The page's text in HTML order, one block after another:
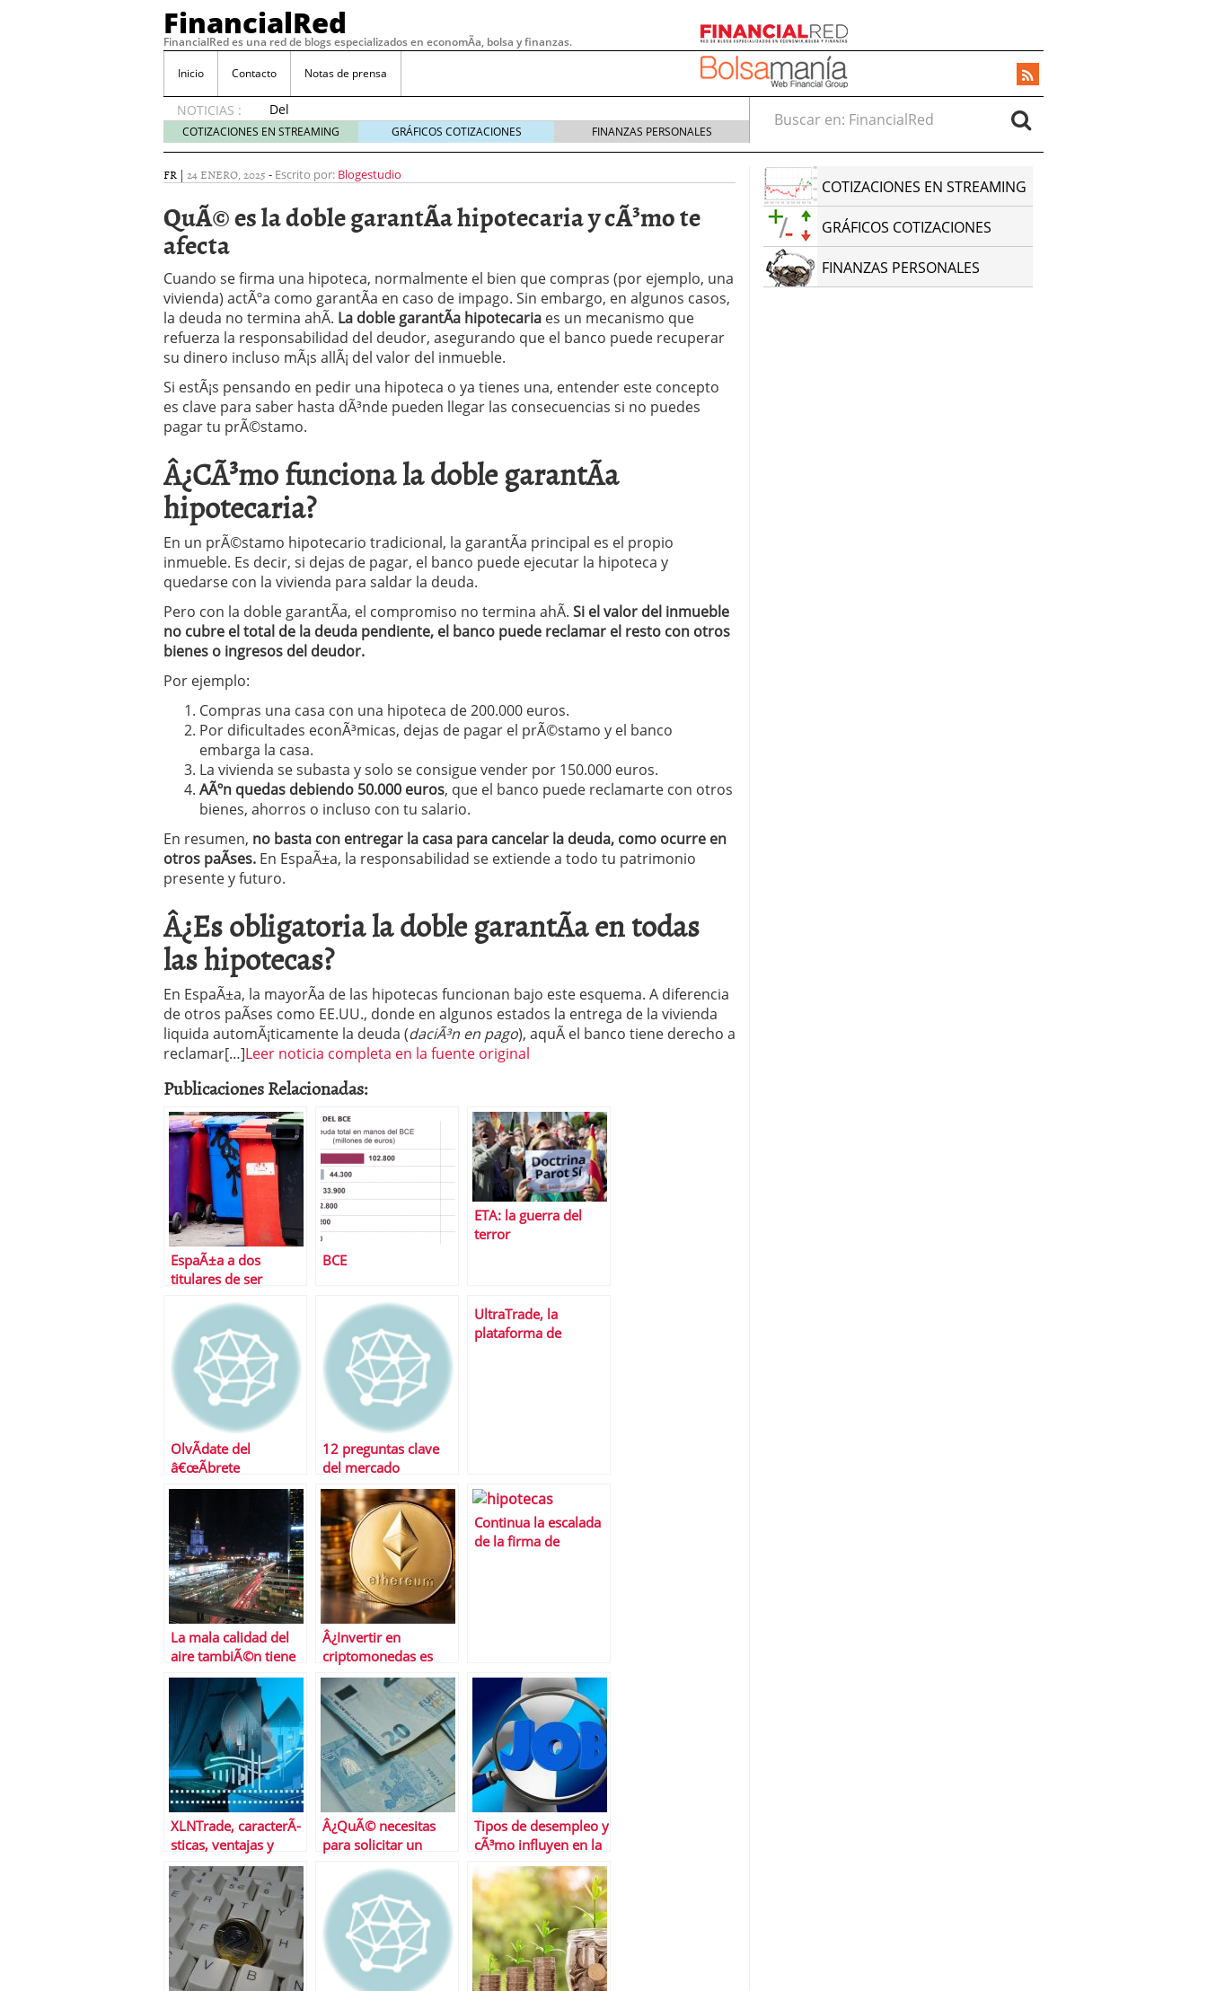
FinancialRed
FinancialRed es una red de blogs especializados en economÃ­a, bolsa y finanzas.
Inicio Contacto Notas de prensa
NOTICIAS :
Del
depósito
a la
cómo
cambiando
ahorro
en
España
05/08/2026
Seguros de convenio en pymes: la obligación que muchas empresas
descubren cuando ya es demasiado tarde
20/07/2026
ReseÃ±a de SIFX: Lo Que Deben Saber los Traders Mexicanos Antes de
Operar 29/06/2026
Crear empresa online vs proceso tradicional: ventajas reales para pymes
CÃ³mo afrontar una baja mÃ©dica cuando trabajas por cuenta propia
26/05/2026
COTIZACIONES EN STREAMING GRÁFICOS COTIZACIONES FINANZAS PERSONALES
Buscar en:
FR | 24 ENERO, 2025 - Escrito por: Blogestudio
QuÃ© es la doble garantÃ­a hipotecaria y cÃ³mo te
afecta
Cuando se firma una hipoteca, normalmente el bien que compras (por ejemplo, una
vivienda) actÃºa como garantÃ­a en caso de impago. Sin embargo, en algunos casos,
la deuda no termina ahÃ­. La doble garantÃ­a hipotecaria es un mecanismo que
refuerza la responsabilidad del deudor, asegurando que el banco puede recuperar
su dinero incluso mÃ¡s allÃ¡ del valor del inmueble.
Si estÃ¡s pensando en pedir una hipoteca o ya tienes una, entender este concepto
es clave para saber hasta dÃ³nde pueden llegar las consecuencias si no puedes
pagar tu prÃ©stamo.
Â¿CÃ³mo funciona la doble garantÃ­a
hipotecaria?
En un prÃ©stamo hipotecario tradicional, la garantÃ­a principal es el propio
inmueble. Es decir, si dejas de pagar, el banco puede ejecutar la hipoteca y
quedarse con la vivienda para saldar la deuda.
Pero con la doble garantÃ­a, el compromiso no termina ahÃ­. Si el valor del inmueble
no cubre el total de la deuda pendiente, el banco puede reclamar el resto con otros
bienes o ingresos del deudor.
Por ejemplo:
Compras una casa con una hipoteca de 200.000 euros.
Por dificultades econÃ³micas, dejas de pagar el prÃ©stamo y el banco
embarga la casa.
La vivienda se subasta y solo se consigue vender por 150.000 euros.
AÃºn quedas debiendo 50.000 euros, que el banco puede reclamarte con otros
bienes, ahorros o incluso con tu salario.
En resumen, no basta con entregar la casa para cancelar la deuda, como ocurre en
otros paÃ­ses. En EspaÃ±a, la responsabilidad se extiende a todo tu patrimonio
presente y futuro.
Â¿Es obligatoria la doble garantÃ­a en todas
las hipotecas?
En EspaÃ±a, la mayorÃ­a de las hipotecas funcionan bajo este esquema. A diferencia
de otros paÃ­ses como EE.UU., donde en algunos estados la entrega de la vivienda
liquida automÃ¡ticamente la deuda (daciÃ³n en pago), aquÃ­ el banco tiene derecho a
reclamar[…]Leer noticia completa en la fuente original
Publicaciones Relacionadas:
EspaÃ±a a dos
titulares de ser
basura
BCE
ETA: la guerra del
terror
OlvÃ­date del
â€œÃbrete
SÃ©samoâ€,
â€œConcÃ©deme un
prÃ©stamoâ€ y
Â¡sanseacabÃ³! tu
deuda
12 preguntas clave
del mercado
inmobiliario de la
mano de Borja Mateo
UltraTrade, la
plataforma de
La mala calidad del
aire tambiÃ©n tiene
un coste econÃ³mico
Â¿Invertir en
criptomonedas es
para todos los
inversores?
Continua la escalada
de la firma de
XLNTrade, caracterÃ­
sticas, ventajas y
desventajas del
brÃ³ker
Â¿QuÃ© necesitas
para solicitar un
Tipos de desempleo y
cÃ³mo influyen en la
tasa de paro
COTIZACIONES EN STREAMING
GRÁFICOS COTIZACIONES
FINANZAS PERSONALES